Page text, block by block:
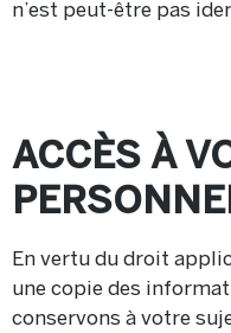
n’est peut-être pas
ACCÈS À
En vertu du droit
une copie des
conservons à votre